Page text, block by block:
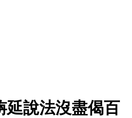
延說法沒盡偈百